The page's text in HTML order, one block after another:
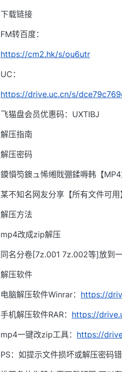
下载链接
FM转百度：
https://cm2.hk/s/ou6utr
UC：
https://drive.uc.cn/s/
飞猫盘会员优惠码：UXTIBJ
解压指南
解压密码
鏌愪笉鐭ュ悕缃戝弸鍒嗕韩【MP4
某不知名网友分享【所有文件可用
解压方法
mp4改成zip解压
同名分卷[7z.001 7z.002等]放到
解压软件
电脑解压软件Winrar： https://
手机解压软件RAR： https://
mp4一键改zip工具： https://
PS：如提示文件损坏或解压密码